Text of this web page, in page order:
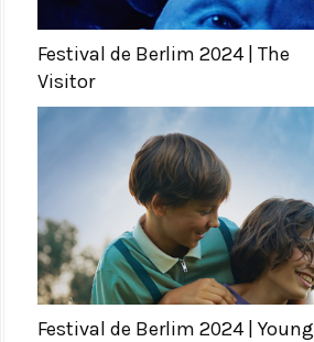
Festival de Berlim 2024 | The
Visitor
Festival de Berlim 2024 | Young